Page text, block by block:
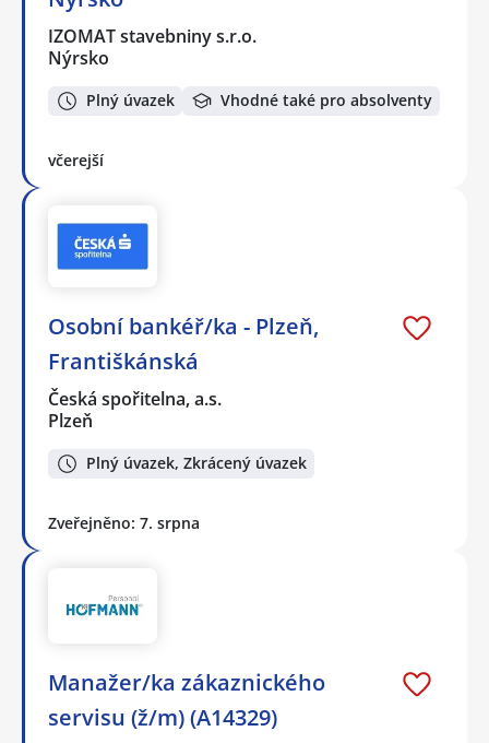
IZOMAT stavebniny s.r.o.
Nýrsko
Plný úvazek Vhodné také pro absolventy
včerejší
Osobní bankéř/ka - Plzeň,
Františkánská
Česká spořitelna, a.s.
Plzeň
Plný úvazek, Zkrácený úvazek
Zveřejněno: 7. srpna
Manažer/ka zákaznického
servisu (ž/m) (A14329)